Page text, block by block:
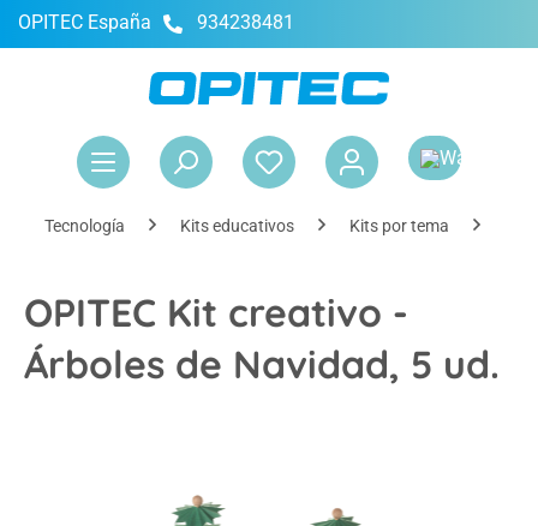
principal
OPITEC España 934238481
Tecnología Kits educativos Kits por tema
OPITEC Kit creativo -
Árboles de Navidad, 5 ud.